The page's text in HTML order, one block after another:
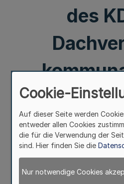
des
Mehr
und zur
Cookie-
Auf dieser Seite werden
entweder allen Cookies
die für die Verwendung der
sind. Hier finden Sie die
Nur notwendige Cookies